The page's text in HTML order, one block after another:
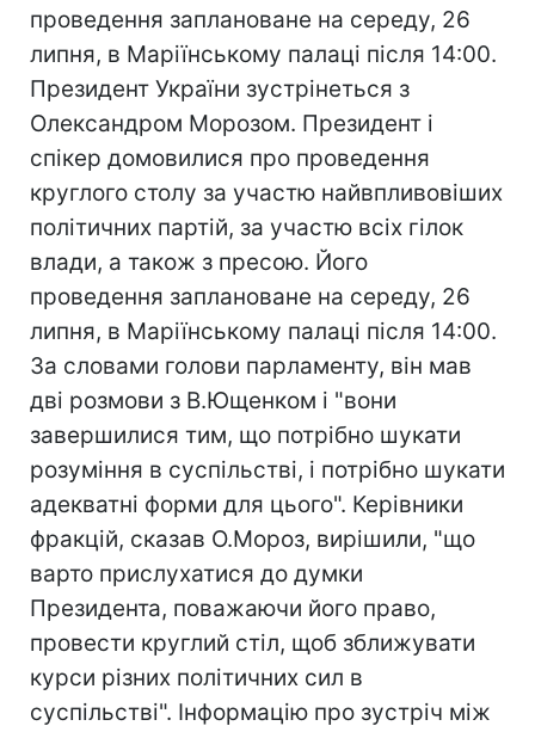
проведення заплановане на середу, 26
липня, в Маріїнському палаці після 14:00.
Президент України зустрінеться з
Олександром Морозом. Президент і
спікер домовилися про проведення
круглого столу за участю найвпливовіших
політичних партій, за участю всіх гілок
влади, а також з пресою. Його
проведення заплановане на середу, 26
липня, в Маріїнському палаці після 14:00.
За словами голови парламенту, він мав
дві розмови з В.Ющенком і "вони
завершилися тим, що потрібно шукати
розуміння в суспільстві, і потрібно шукати
адекватні форми для цього". Керівники
фракцій, сказав О.Мороз, вирішили, "що
варто прислухатися до думки
Президента, поважаючи його право,
провести круглий стіл, щоб зближувати
курси різних політичних сил в
суспільстві". Інформацію про зустріч між